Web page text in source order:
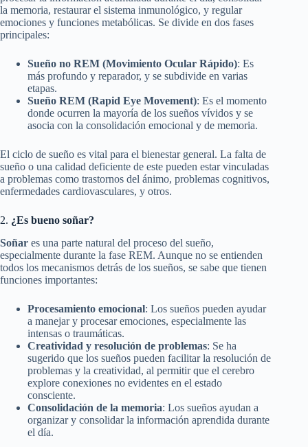
la memoria, restaurar el sistema inmunológico, y regular
emociones y funciones metabólicas. Se divide en dos fases
principales:
Sueño no REM (Movimiento Ocular Rápido): Es
más profundo y reparador, y se subdivide en varias
etapas.
Sueño REM (Rapid Eye Movement): Es el momento
donde ocurren la mayoría de los sueños vívidos y se
asocia con la consolidación emocional y de memoria.
El ciclo de sueño es vital para el bienestar general. La falta de
sueño o una calidad deficiente de este pueden estar vinculadas
a problemas como trastornos del ánimo, problemas cognitivos,
enfermedades cardiovasculares, y otros.
2. ¿Es bueno soñar?
Soñar es una parte natural del proceso del sueño,
especialmente durante la fase REM. Aunque no se entienden
todos los mecanismos detrás de los sueños, se sabe que tienen
funciones importantes:
Procesamiento emocional: Los sueños pueden ayudar
a manejar y procesar emociones, especialmente las
intensas o traumáticas.
Creatividad y resolución de problemas: Se ha
sugerido que los sueños pueden facilitar la resolución de
problemas y la creatividad, al permitir que el cerebro
explore conexiones no evidentes en el estado
consciente.
Consolidación de la memoria: Los sueños ayudan a
organizar y consolidar la información aprendida durante
el día.